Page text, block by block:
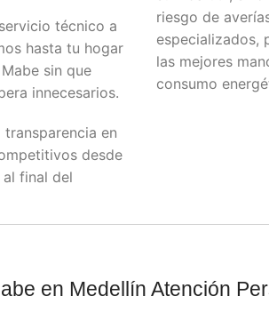
técnico a
hasta tu hogar
sin que
innecesarios.
en
desde
final del
riesgo de
especializados,
las mejores
consumo
en Medellín Atención